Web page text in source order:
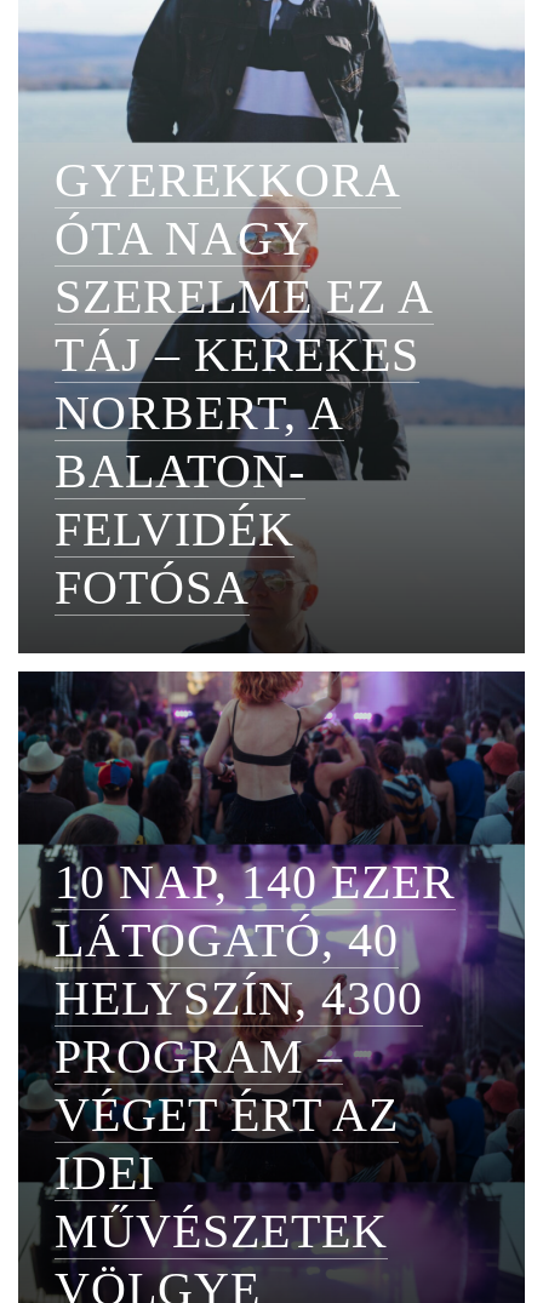
GYEREKKORA
ÓTA NAGY
SZERELME EZ A
TÁJ – KEREKES
NORBERT, A
BALATON-
FELVIDÉK
FOTÓSA
10 NAP, 140 EZER
LÁTOGATÓ, 40
HELYSZÍN, 4300
PROGRAM –
VÉGET ÉRT AZ
IDEI
MŰVÉSZETEK
VÖLGYE